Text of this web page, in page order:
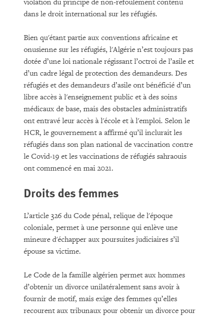
violation du principe de non-refoulement contenu
dans le droit international sur les réfugiés.
Bien qu'étant partie aux conventions africaine et
onusienne sur les réfugiés, l'Algérie n’est toujours pas
dotée d’une loi nationale régissant l’octroi de l’asile et
d’un cadre légal de protection des demandeurs. Des
réfugiés et des demandeurs d’asile ont bénéficié d’un
libre accès à l'enseignement public et à des soins
médicaux de base, mais des obstacles administratifs
ont entravé leur accès à l'école et à l'emploi. Selon le
HCR, le gouvernement a affirmé qu’il inclurait les
réfugiés dans son plan national de vaccination contre
le Covid-19 et les vaccinations de réfugiés sahraouis
ont commencé en mai 2021.
Droits des femmes
L’article 326 du Code pénal, relique de l'époque
coloniale, permet à une personne qui enlève une
mineure d'échapper aux poursuites judiciaires s’il
épouse sa victime.
Le Code de la famille algérien permet aux hommes
d’obtenir un divorce unilatéralement sans avoir à
fournir de motif, mais exige des femmes qu’elles
recourent aux tribunaux pour obtenir un divorce pour